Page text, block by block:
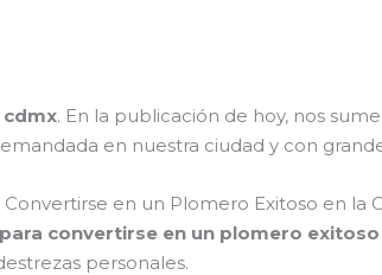
cdmx. En la publicación de hoy, nos
en nuestra ciudad y con
en un Plomero Exitoso en la
convertirse en un plomero exitoso
personales.